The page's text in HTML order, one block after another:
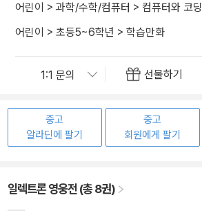
어린이 > 과학/수학/컴퓨터 > 컴퓨터와 코딩
어린이 > 초등5~6학년 > 학습만화
선물하기
중고
알라딘에 팔기
중고
회원에게 팔기
일렉트론 영웅전 (총 8권)